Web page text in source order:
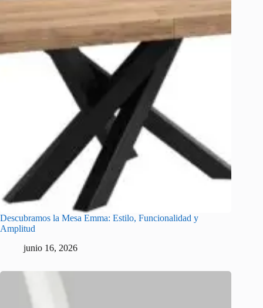
Descubramos la Mesa Emma: Estilo, Funcionalidad y
Amplitud
junio 16, 2026